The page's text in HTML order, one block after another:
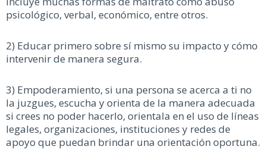
psicológico, verbal, económico, entre otros.
2) Educar primero sobre sí mismo su impacto y cómo
intervenir de manera segura.
3) Empoderamiento, si una persona se acerca a ti no
la juzgues, escucha y orienta de la manera adecuada
si crees no poder hacerlo, orientala en el uso de líneas
legales, organizaciones, instituciones y redes de
apoyo que puedan brindar una orientación oportuna.